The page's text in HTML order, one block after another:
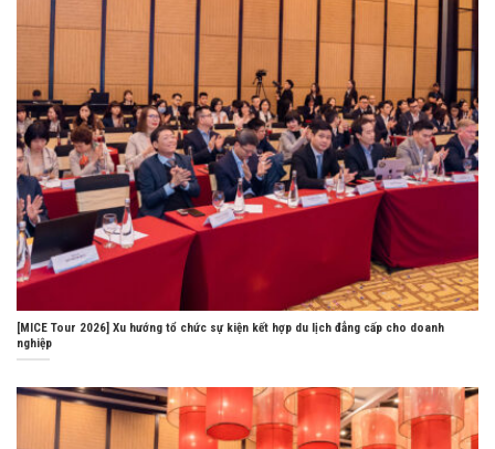
[MICE Tour 2026] Xu hướng tổ chức sự kiện kết hợp du lịch đẳng cấp cho doanh
nghiệp